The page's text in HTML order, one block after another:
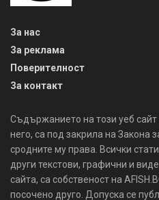
За нас
За реклама
Поверителност
За контакт
Съдържанието на този уеб сайт
него, са под закрила на Закона
сродните му права. Всички
други текстови, графични и
сайта, са собственост на
посочено друго. Допуска се